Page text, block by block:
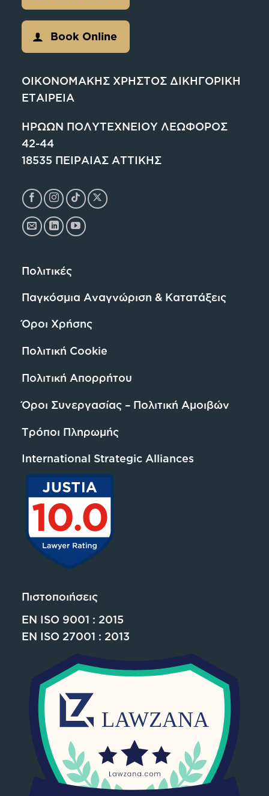
Book Online
ΟΙΚΟΝΟΜΑΚΗΣ ΧΡΗΣΤΟΣ ΔΙΚΗΓΟΡΙΚΗ
ΕΤΑΙΡΕΙΑ
ΗΡΩΩΝ ΠΟΛΥΤΕΧΝΕΙΟΥ ΛΕΩΦΟΡΟΣ
42-44
18535 ΠΕΙΡΑΙΑΣ ΑΤΤΙΚΗΣ
Πολιτικές
Παγκόσμια Αναγνώριση & Κατατάξεις
Όροι Χρήσης
Πολιτική Cookie
Πολιτική Απορρήτου
Όροι Συνεργασίας – Πολιτική Αμοιβών
Τρόποι Πληρωμής
International Strategic Alliances
Πιστοποιήσεις
EN ISO 9001 : 2015
EN ISO 27001 : 2013